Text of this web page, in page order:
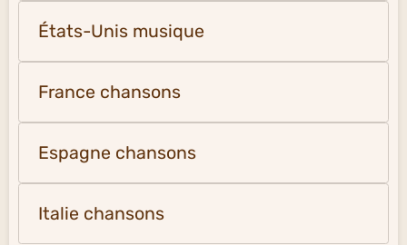
États-Unis musique
France chansons
Espagne chansons
Italie chansons